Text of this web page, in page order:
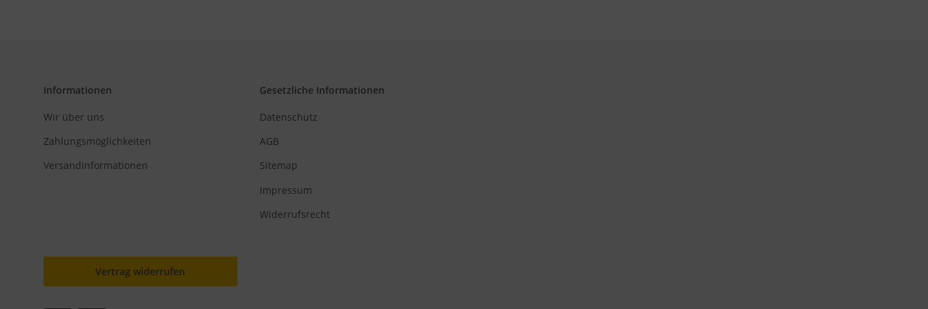
Informationen
Wir über uns
Zahlungsmöglichkeiten
Versandinformationen
Gesetzliche Informationen
Datenschutz
AGB
Sitemap
Impressum
Widerrufsrecht
Vertrag widerrufen